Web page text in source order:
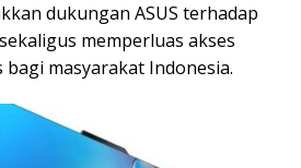
dukungan ASUS terhadap
memperluas akses
masyarakat Indonesia.